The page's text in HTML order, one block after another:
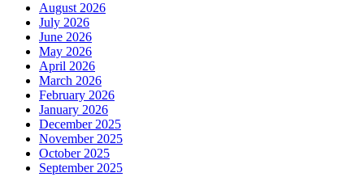
August 2026
July 2026
June 2026
May 2026
April 2026
March 2026
February 2026
January 2026
December 2025
November 2025
October 2025
September 2025